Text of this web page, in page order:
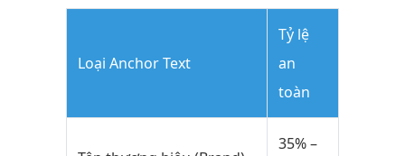
Loại Anchor Text
Tỷ lệ
an
toàn
35% –